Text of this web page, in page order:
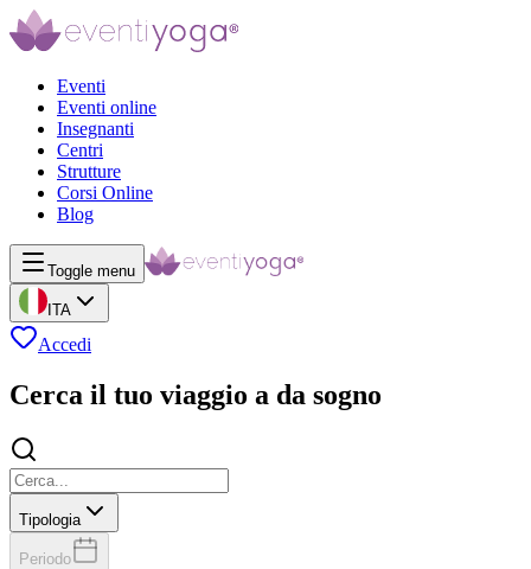
Eventi
Eventi online
Insegnanti
Centri
Strutture
Corsi Online
Blog
Toggle menu
ITA
Accedi
Cerca il tuo viaggio a da sogno
Tipologia
Periodo